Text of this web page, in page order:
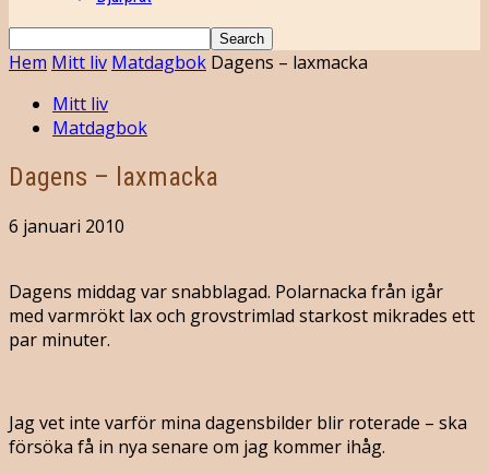
Hem Mitt liv Matdagbok Dagens – laxmacka
Mitt liv
Matdagbok
Dagens – laxmacka
6 januari 2010
Dagens middag var snabblagad. Polarnacka från igår
med varmrökt lax och grovstrimlad starkost mikrades ett
par minuter.
Jag vet inte varför mina dagensbilder blir roterade – ska
försöka få in nya senare om jag kommer ihåg.